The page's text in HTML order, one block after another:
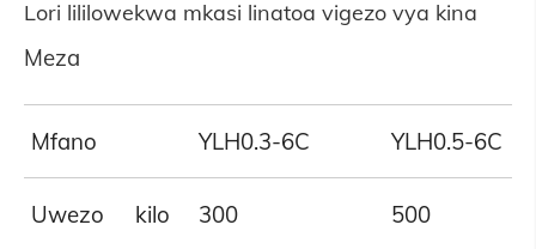
Lori lililowekwa mkasi linatoa vigezo vya kina
Meza
Mfano YLH0.3-6C YLH0.5-6C
Uwezo kilo 300 500